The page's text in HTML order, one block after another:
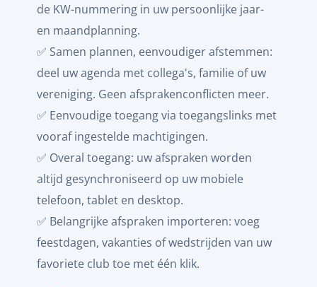
de KW-nummering in uw persoonlijke jaar-
en maandplanning.
✅ Samen plannen, eenvoudiger afstemmen:
deel uw agenda met collega's, familie of uw
vereniging. Geen afsprakenconflicten meer.
✅ Eenvoudige toegang via toegangslinks met
vooraf ingestelde machtigingen.
✅ Overal toegang: uw afspraken worden
altijd gesynchroniseerd op uw mobiele
telefoon, tablet en desktop.
✅ Belangrijke afspraken importeren: voeg
feestdagen, vakanties of wedstrijden van uw
favoriete club toe met één klik.